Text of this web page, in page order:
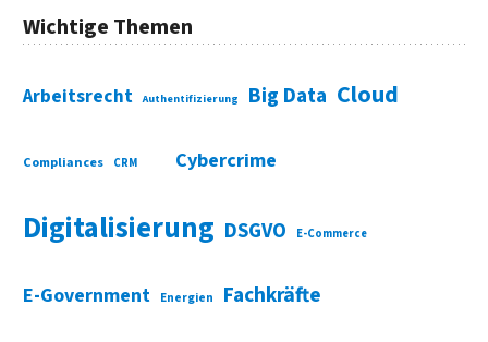
Wichtige Themen
Arbeitsrecht Authentifizierung Big Data Cloud
Compliances CRM Cybercrime
Digitalisierung DSGVO E-Commerce
E-Government Energien Fachkräfte